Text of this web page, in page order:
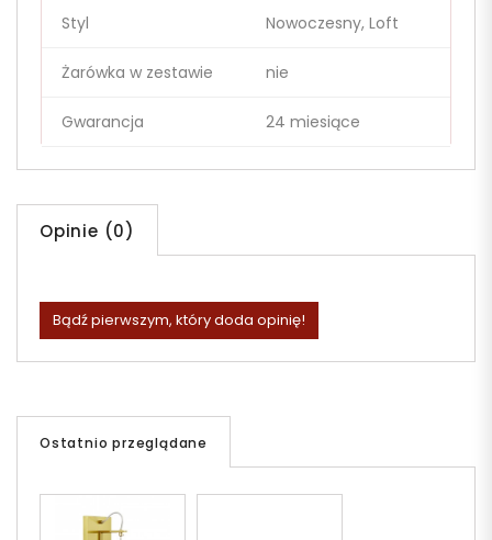
Styl Nowoczesny, Loft
Żarówka w zestawie nie
Gwarancja 24 miesiące
Opinie (0)
Bądź pierwszym, który doda opinię!
Ostatnio przeglądane